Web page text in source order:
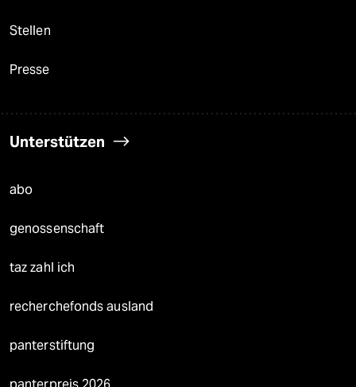
Stellen
Presse
Unterstützen
abo
genossenschaft
taz zahl ich
recherchefonds ausland
panterstiftung